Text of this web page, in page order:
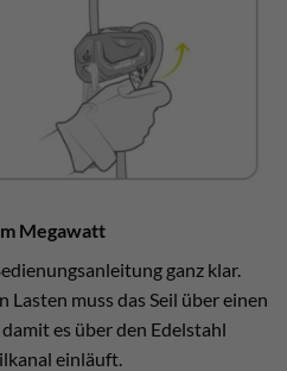
Megawatt
ganz klar.
Lasten muss das Seil über einen
es über den Edelstahl
einläuft.